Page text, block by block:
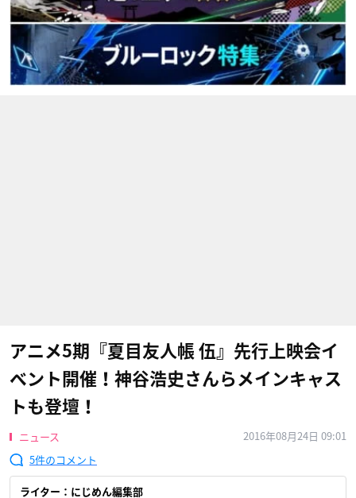
アニメ5期『夏目友人帳 伍』先行上映会イ
ベント開催！神谷浩史さんらメインキャス
トも登壇！
ニュース
2016年08月24日 09:01
5
ライター：にじめん編集部